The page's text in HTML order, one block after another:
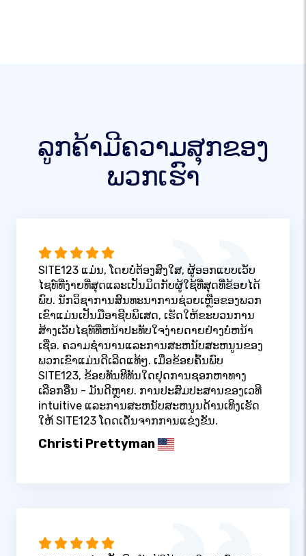
ລູກຄ້າມີຄວາມສຸກຂອງ
ພວກເຮົາ
SITE123 ແມ່ນ, ໂດຍບໍ່ຕ້ອງສົງໃສ, ຜູ້ອອກແບບເວັບ
ໄຊທ໌ທີ່ງ່າຍທີ່ສຸດແລະເປັນມິດກັບຜູ້ໃຊ້ທີ່ສຸດທີ່ຂ້ອຍໄດ້
ພົບ. ນັກວິຊາການສົນທະນາການຊ່ວຍເຫຼືອຂອງພວກ
ເຂົາແມ່ນເປັນມືອາຊີບພິເສດ, ເຮັດໃຫ້ຂະບວນການ
ສ້າງເວັບໄຊທ໌ທີ່ຫນ້າປະທັບໃຈງ່າຍດາຍຢ່າງບໍ່ຫນ້າ
ເຊື່ອ. ຄວາມຊໍານານແລະການສະຫນັບສະຫນູນຂອງ
ພວກເຂົາແມ່ນດີເລີດແທ້ໆ. ເມື່ອຂ້ອຍຄົ້ນພົບ
SITE123, ຂ້ອຍທັນທີທັນໃດຢຸດການຊອກຫາທາງ
ເລືອກອື່ນ - ມັນດີຫຼາຍ. ການປະສົມປະສານຂອງເວທີ
intuitive ແລະການສະຫນັບສະຫນູນດ້ານເທິງເຮັດ
ໃຫ້ SITE123 ໂດດເດັ່ນຈາກການແຂ່ງຂັນ.
Christi Prettyman